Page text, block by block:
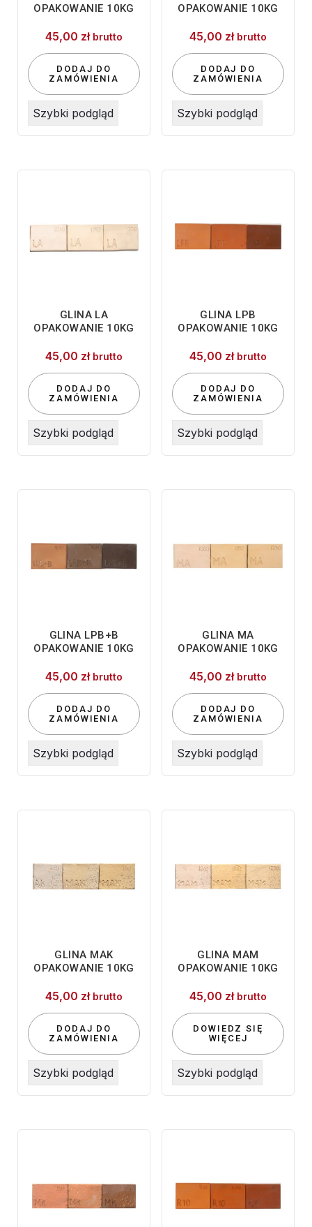
OPAKOWANIE 10KG
45,00 zł brutto
DODAJ DO
ZAMÓWIENIA
Szybki podgląd
OPAKOWANIE 10KG
45,00 zł brutto
DODAJ DO
ZAMÓWIENIA
Szybki podgląd
GLINA LA
OPAKOWANIE 10KG
45,00 zł brutto
DODAJ DO
ZAMÓWIENIA
Szybki podgląd
GLINA LPB
OPAKOWANIE 10KG
45,00 zł brutto
DODAJ DO
ZAMÓWIENIA
Szybki podgląd
GLINA LPB+B
OPAKOWANIE 10KG
45,00 zł brutto
DODAJ DO
ZAMÓWIENIA
Szybki podgląd
GLINA MA
OPAKOWANIE 10KG
45,00 zł brutto
DODAJ DO
ZAMÓWIENIA
Szybki podgląd
GLINA MAK
OPAKOWANIE 10KG
45,00 zł brutto
DODAJ DO
ZAMÓWIENIA
Szybki podgląd
GLINA MAM
OPAKOWANIE 10KG
45,00 zł brutto
DOWIEDZ SIĘ
WIĘCEJ
Szybki podgląd